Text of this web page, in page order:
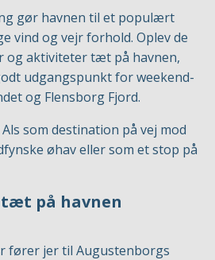
gør havnen til et populært
vind og vejr forhold. Oplev de
og aktiviteter tæt på havnen,
udgangspunkt for weekend-
og Flensborg Fjord.
som destination på vej mod
øhav eller som et stop på
på havnen
fører jer til Augustenborgs